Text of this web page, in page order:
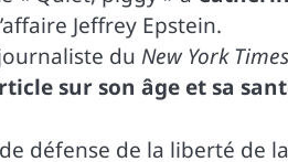
Jeffrey Epstein.
du New York Times
sur son âge et sa
défense de la liberté de la